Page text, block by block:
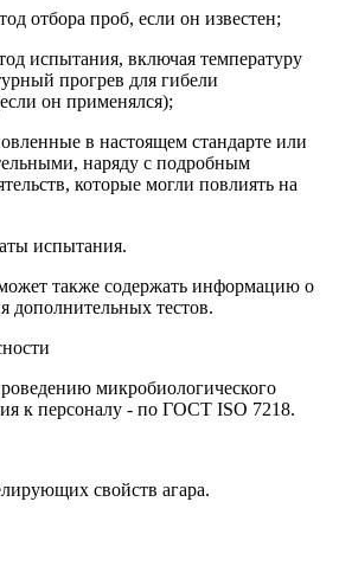
отбора проб, если он известен;
испытания, включая температуру
прогрев для гибели
он применялся);
в настоящем стандарте или
наряду с подробным
которые могли повлиять на
испытания.
также содержать информацию о
дополнительных тестов.
микробиологического
к персоналу - по ГОСТ ISO 7218.
свойств агара.